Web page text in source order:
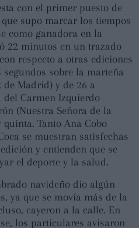
con el primer puesto de
supo marcar los tiempos
como ganadora en la
22 minutos en un trazado
respecto a otras ediciones
sobre la marteña
Madrid) y de 26 a
Carmen Izquierdo
(Nuestra Señora de la
Tanto Ana Cobo
se muestran satisfechas
y entienden que se
el deporte y la salud.
navideño dio algún
ya que se movía más de la
cayeron a la calle. En
los particulares avisaron